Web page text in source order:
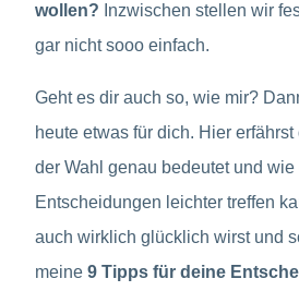
wollen? Inzwischen stellen wir
gar nicht sooo einfach.
Geht es dir auch so, wie mir?
heute etwas für dich. Hier erfährst
der Wahl genau bedeutet und
Entscheidungen leichter treffen
auch wirklich glücklich wirst und
meine 9 Tipps für deine